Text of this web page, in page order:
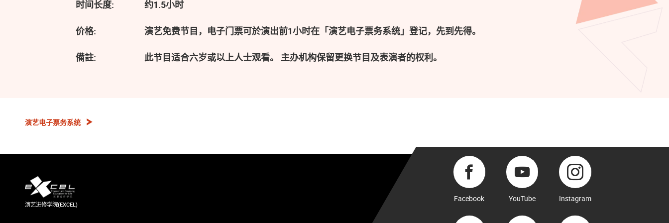
时间长度: 约1.5小时
价格: 演艺免费节目，电子门票可於演出前1小时在「演艺电子票务系统」登记，先到先得。
備註: 此节目适合六岁或以上人士观看。 主办机构保留更换节目及表演者的权利。
演艺电子票务系统
演艺进修学院(EXCEL)
Facebook YouTube Instagram